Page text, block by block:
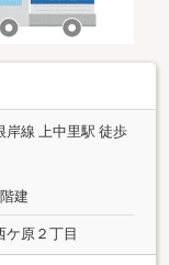
岸線 上中里駅 徒歩
建
ケ原２丁目